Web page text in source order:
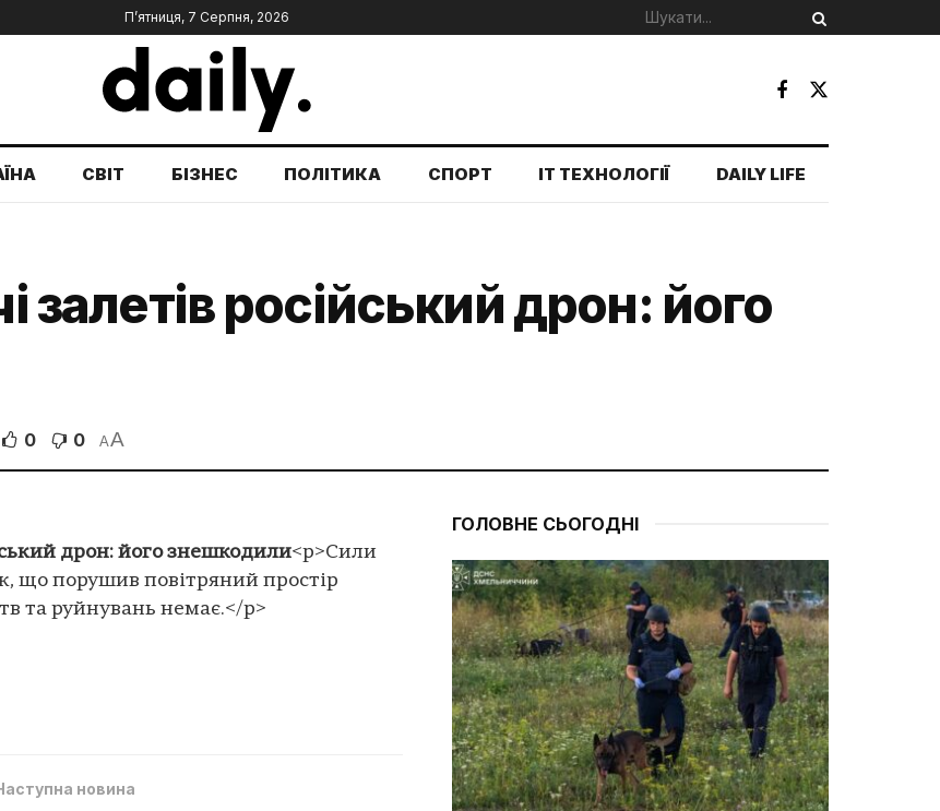
П’ятниця, 7 Серпня, 2026
СВІТ БІЗНЕС ПОЛІТИКА СПОРТ IT ТЕХНОЛОГІЇ DAILY LIFE
залетів російський дрон: його
0 0 AA
дрон: його знешкодили<p>Сили
що порушив повітряний простір
та руйнувань немає.</p>
новина
ГОЛОВНЕ СЬОГОДНІ